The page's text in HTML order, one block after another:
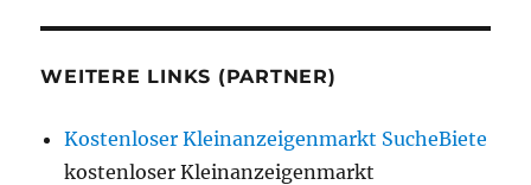
WEITERE LINKS (PARTNER)
Kostenloser Kleinanzeigenmarkt SucheBiete
kostenloser Kleinanzeigenmarkt